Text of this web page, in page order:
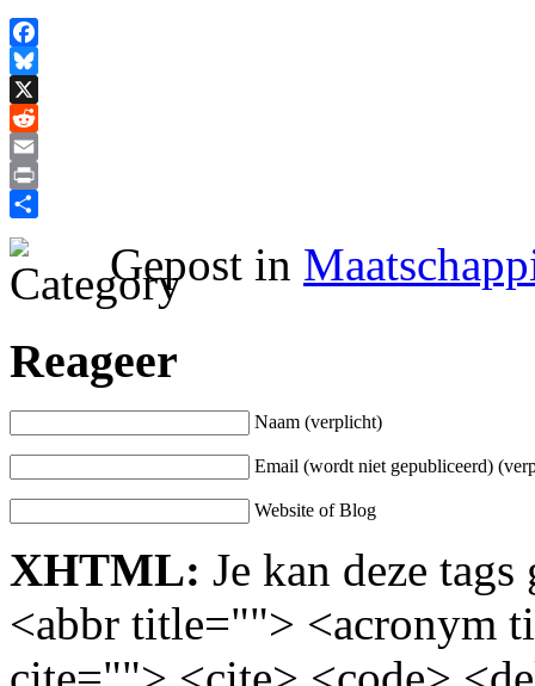
Facebook
Bluesky
X
Reddit
Email
Print
Gepost in
Reageer
Naam (verplicht)
Email (wordt niet gepubliceerd)
Website of Blog
XHTML: Je kan deze
<abbr title=""> <acronym